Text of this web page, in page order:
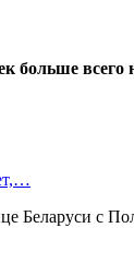
больше